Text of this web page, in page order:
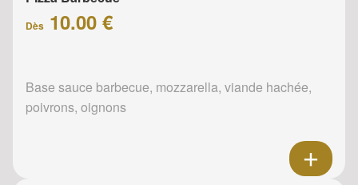
Dès 10.00 €
Base sauce barbecue, mozzarella, viande hachée,
poivrons, oignons